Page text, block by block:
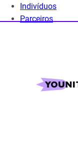
Indivíduos
Parceiros